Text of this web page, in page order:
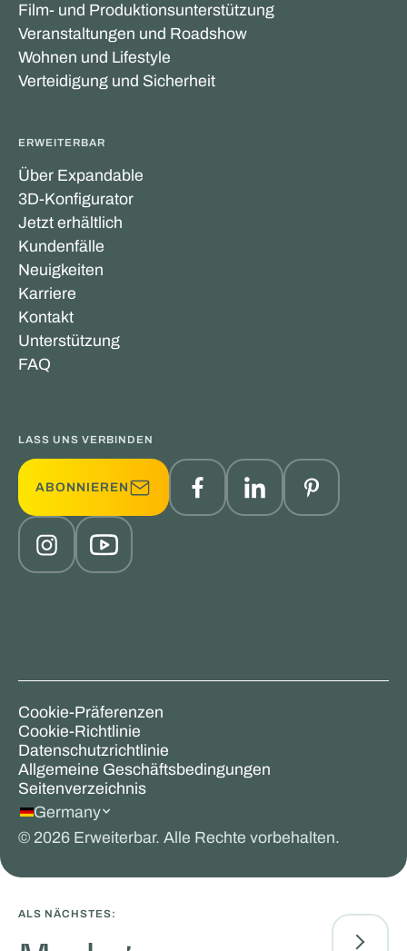
Film- und Produktionsunterstützung
Veranstaltungen und Roadshow
Wohnen und Lifestyle
Verteidigung und Sicherheit
ERWEITERBAR
Über Expandable
3D-Konfigurator
Jetzt erhältlich
Kundenfälle
Neuigkeiten
Karriere
Kontakt
Unterstützung
FAQ
LASS UNS VERBINDEN
ABONNIEREN
Cookie-Präferenzen
Cookie-Richtlinie
Datenschutzrichtlinie
Allgemeine Geschäftsbedingungen
Seitenverzeichnis
Germany
© 2026 Erweiterbar. Alle Rechte vorbehalten.
ALS NÄCHSTES: